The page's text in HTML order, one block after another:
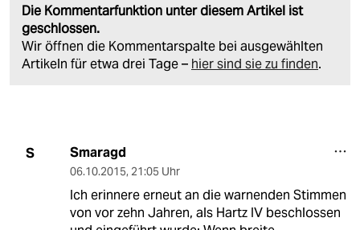
Die Kommentarfunktion unter diesem Artikel ist
geschlossen.
Wir öffnen die Kommentarspalte bei ausgewählten
Artikeln für etwa drei Tage – hier sind sie zu finden.
S Smaragd
06.10.2015, 21:05 Uhr
Ich erinnere erneut an die warnenden Stimmen
von vor zehn Jahren, als Hartz IV beschlossen